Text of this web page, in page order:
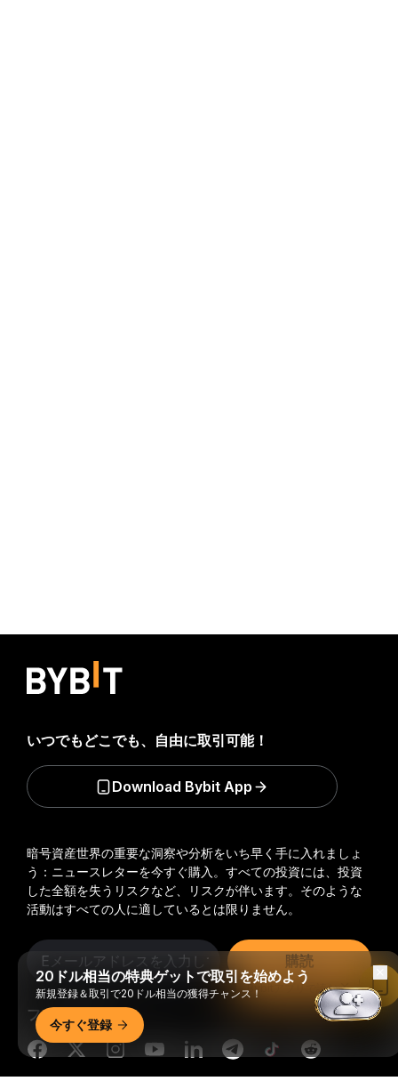
暗号資産世界の重要な洞察や分析をいち早く手に入れましょ
う：ニュースレターを今すぐ購入。 すべての投資には、投資
した全額を失うリスクなど、リスクが伴います。そのような
活動はすべての人に適しているとは限りません。
購読
フォローする
いつでもどこでも、自由に取引可能！
Download Bybit App
20ドル相当の特典ゲットで取引を始めよう
新規登録＆取引で20ドル相当の獲得チャンス！
今すぐ登録
Bybitアプリで読む